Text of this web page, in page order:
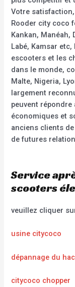
Votre
Rooder city coco
Kankan, Manéah,
Labé, Kamsar
escooters et les
dans le monde,
Malte, Nigeria,
largement
peuvent répondre
économiques et
anciens clients
de futures
Service
scooters
veuillez cliquer
usine citycoco
dépannage du
citycoco chopper